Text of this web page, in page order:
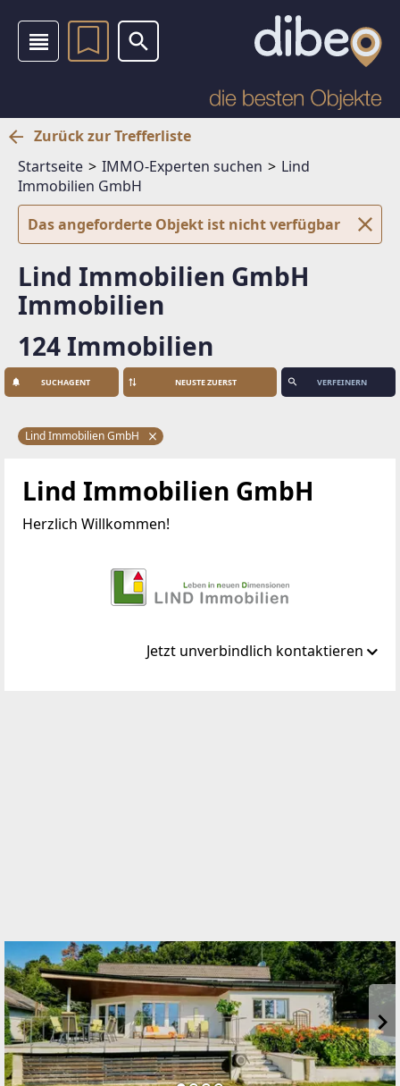
Zurück zur Trefferliste
Startseite
IMMO-Experten suchen
Lind
Immobilien GmbH
Das angeforderte Objekt ist nicht verfügbar
Lind Immobilien GmbH
Immobilien
124 Immobilien
SUCHAGENT VERFEINERN
Lind Immobilien GmbH
Lind Immobilien GmbH
Herzlich Willkommen!
Jetzt unverbindlich kontaktieren